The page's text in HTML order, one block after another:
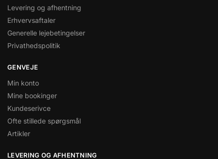
Levering og afhentning
Erhvervsaftaler
Generelle lejebetingelser
Privathedspolitik
GENVEJE
Min konto
Mine bookinger
Kundeserivce
Ofte stillede spørgsmål
Artikler
LEVERING OG AFHENTNING